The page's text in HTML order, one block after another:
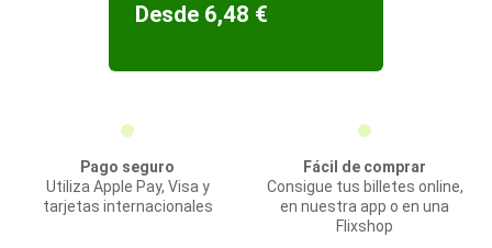
Desde 6,48 €
Pago seguro
Utiliza Apple Pay, Visa y
tarjetas internacionales
Fácil de comprar
Consigue tus billetes online,
en nuestra app o en una
Flixshop